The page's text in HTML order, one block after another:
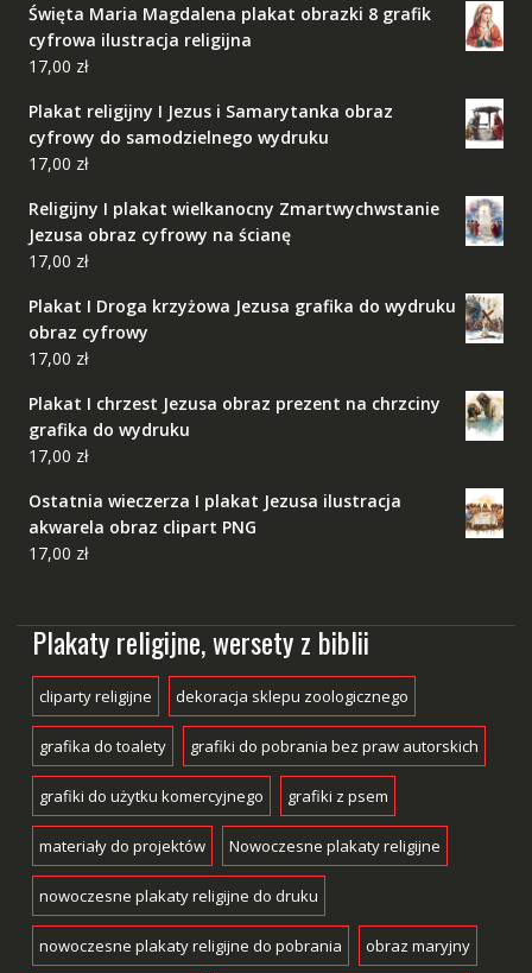
Święta Maria Magdalena plakat obrazki 8 grafik
cyfrowa ilustracja religijna
17,00 zł
Plakat religijny I Jezus i Samarytanka obraz
cyfrowy do samodzielnego wydruku
17,00 zł
Religijny I plakat wielkanocny Zmartwychwstanie
Jezusa obraz cyfrowy na ścianę
17,00 zł
Plakat I Droga krzyżowa Jezusa grafika do wydruku
obraz cyfrowy
17,00 zł
Plakat I chrzest Jezusa obraz prezent na chrzciny
grafika do wydruku
17,00 zł
Ostatnia wieczerza I plakat Jezusa ilustracja
akwarela obraz clipart PNG
17,00 zł
Plakaty religijne, wersety z biblii
cliparty religijne dekoracja sklepu zoologicznego
grafika do toalety grafiki do pobrania bez praw autorskich
grafiki do użytku komercyjnego grafiki z psem
materiały do projektów Nowoczesne plakaty religijne
nowoczesne plakaty religijne do druku
nowoczesne plakaty religijne do pobrania obraz maryjny